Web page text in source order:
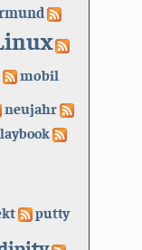
mobil
neujahr
putty